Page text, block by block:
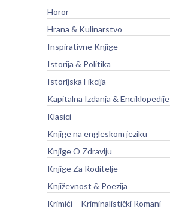
Horor
Hrana & Kulinarstvo
Inspirativne Knjige
Istorija & Politika
Istorijska Fikcija
Kapitalna Izdanja & Enciklopedije
Klasici
Knjige na engleskom jeziku
Knjige O Zdravlju
Knjige Za Roditelje
Književnost & Poezija
Krimići – Kriminalistički Romani